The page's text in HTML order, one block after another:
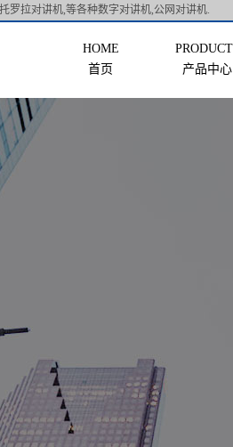
罗拉对讲机,等各种数字对讲机,公网对讲机.
首页 产品中心